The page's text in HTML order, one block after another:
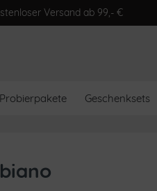
Versand ab 99,- €
Probierpakete Geschenksets